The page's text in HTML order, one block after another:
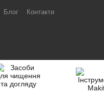
Блог Контакти